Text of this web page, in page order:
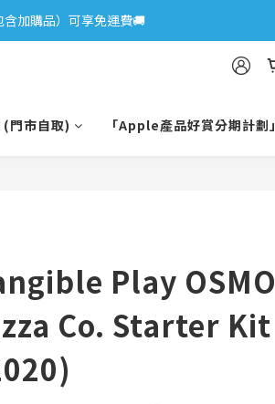
加購品）可享免運費🚚
門市自取) 「Apple產品好賞分期計劃」
Play OSMO
Co. Starter Kit